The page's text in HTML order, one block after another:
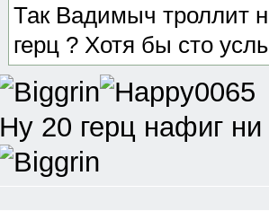
Так Вадимыч троллит
герц ? Хотя бы сто
Ну 20 герц нафиг